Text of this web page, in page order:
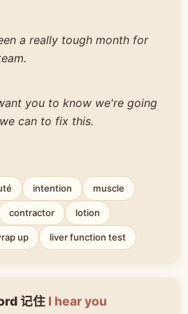
a really tough month for
you to know we're going
can to fix this.
intention muscle
contractor lotion
up liver function test
记住 I hear you